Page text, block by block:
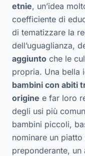
etnie, un’idea
coefficiente di
di tematizzare la
dell’uguaglianza,
aggiunto che le
propria. Una bella
bambini con abiti
origine e far loro
degli usi più
bambini piccoli,
nominare un
preponderante,